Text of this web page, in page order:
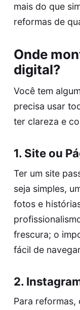
mais do que
reformas de
Onde
digital?
Você tem
precisa usar
ter clareza e
1. Site ou
Ter um site
seja simples,
fotos e
frescura; o
fácil de
2.
Para reformas,